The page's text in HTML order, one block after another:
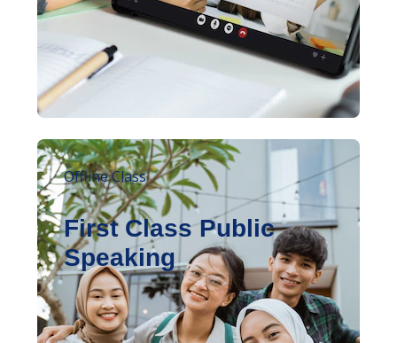
Offline Class
First Class Public
Speaking